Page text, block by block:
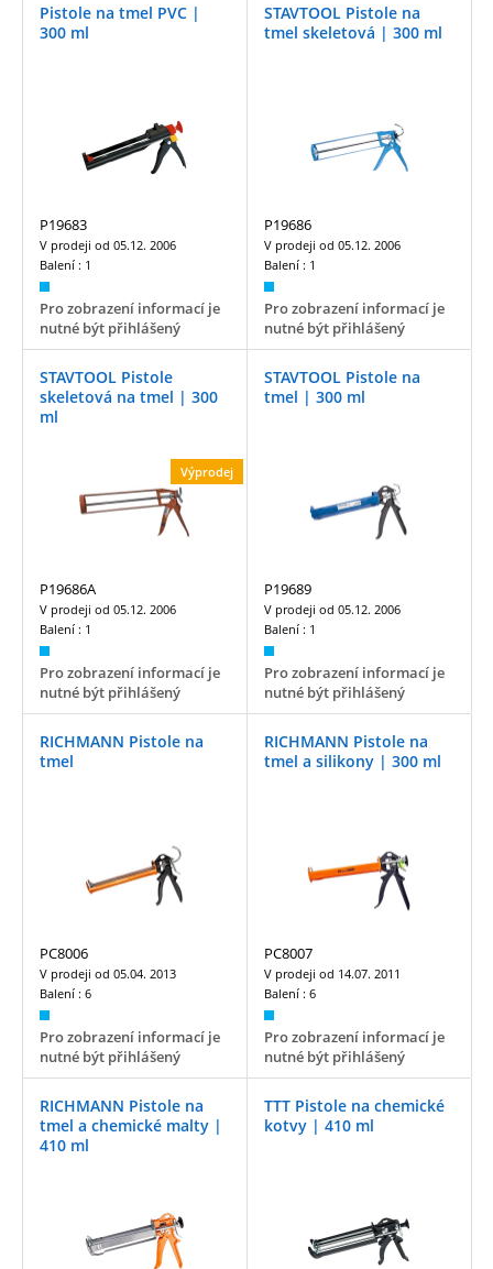
Pistole na tmel PVC |
300 ml
P19683
V prodeji od 05.12. 2006
Balení : 1
Pro zobrazení informací je
nutné být přihlášený
STAVTOOL Pistole na
tmel skeletová | 300 ml
P19686
V prodeji od 05.12. 2006
Balení : 1
Pro zobrazení informací je
nutné být přihlášený
STAVTOOL Pistole
skeletová na tmel | 300
ml
Výprodej
P19686A
V prodeji od 05.12. 2006
Balení : 1
Pro zobrazení informací je
nutné být přihlášený
STAVTOOL Pistole na
tmel | 300 ml
P19689
V prodeji od 05.12. 2006
Balení : 1
Pro zobrazení informací je
nutné být přihlášený
RICHMANN Pistole na
tmel
PC8006
V prodeji od 05.04. 2013
Balení : 6
Pro zobrazení informací je
nutné být přihlášený
RICHMANN Pistole na
tmel a silikony | 300 ml
PC8007
V prodeji od 14.07. 2011
Balení : 6
Pro zobrazení informací je
nutné být přihlášený
RICHMANN Pistole na
tmel a chemické malty |
410 ml
TTT Pistole na chemické
kotvy | 410 ml